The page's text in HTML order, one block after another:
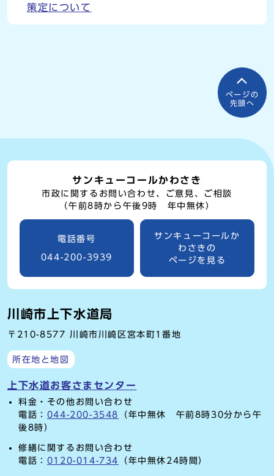
策定について
ページの
先頭へ
サンキューコールかわさき
市政に関するお問い合わせ、ご意見、ご相談
（午前8時から午後9時 年中無休）
電話番号
044-200-3939
サンキューコールか
わさきの
ページを見る
川崎市上下水道局
〒210-8577 川崎市川崎区宮本町1番地
所在地と地図
上下水道お客さまセンター
料金・その他お問い合わせ
電話： 044-200-3548
（年中無休 午前8時30分から午
後8時）
修繕に関するお問い合わせ
電話： 0120-014-734 （年中無休24時間）